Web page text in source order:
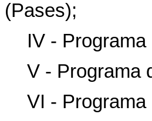
(Pases);
IV -
V - Programa
VI -